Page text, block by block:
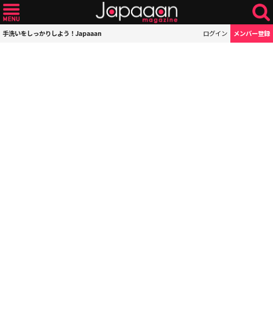
手洗いをしっかりしよう！Japaaan ログイン メンバー登録